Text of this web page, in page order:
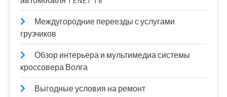
Междугородние переезды с услугами
грузчиков
Обзор интерьера и мультимедиа системы
кроссовера Волга
Выгодные условия на ремонт